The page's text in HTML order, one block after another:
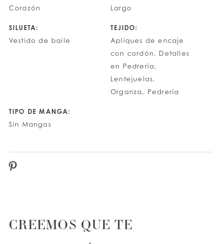
Corazón
Largo
SILUETA:
Vestido de baile
TEJIDO:
Apliques de encaje
con cordón, Detalles
en Pedrería,
Lentejuelas,
Organza, Pedrería
TIPO DE MANGA:
Sin Mangas
CREEMOS QUE TE